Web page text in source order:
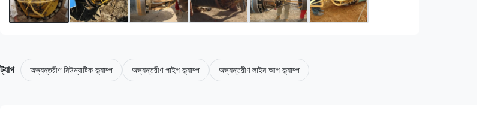
ট্যাগ অভ্যন্তরীণ নিউম্যাটিক ক্ল্যাম্প অভ্যন্তরীণ পাইপ ক্ল্যাম্প অভ্যন্তরীণ লাইন আপ ক্ল্যাম্প